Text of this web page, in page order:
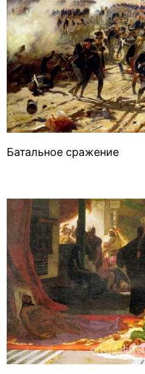
Батальное сражение